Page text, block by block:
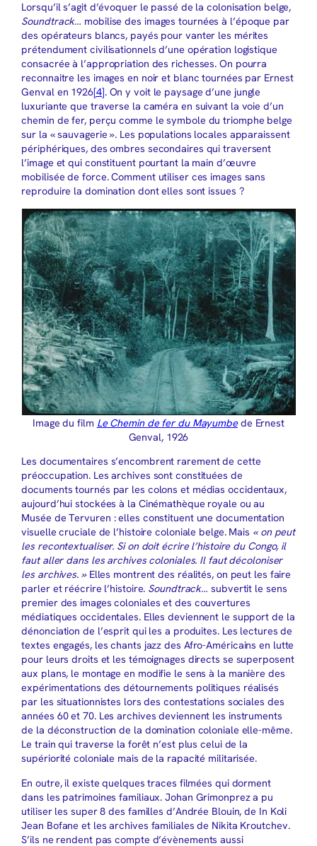
Lorsqu’il s’agit d’évoquer le passé de la colonisation belge,
Soundtrack… mobilise des images tournées à l’époque par
des opérateurs blancs, payés pour vanter les mérites
prétendument civilisationnels d’une opération logistique
consacrée à l’appropriation des richesses. On pourra
reconnaitre les images en noir et blanc tournées par Ernest
Genval en 1926[4]. On y voit le paysage d’une jungle
luxuriante que traverse la caméra en suivant la voie d’un
chemin de fer, perçu comme le symbole du triomphe belge
sur la « sauvagerie ». Les populations locales apparaissent
périphériques, des ombres secondaires qui traversent
l’image et qui constituent pourtant la main d’œuvre
mobilisée de force. Comment utiliser ces images sans
reproduire la domination dont elles sont issues ?
Image du film Le Chemin de fer du Mayumbe de Ernest
Genval, 1926
Les documentaires s’encombrent rarement de cette
préoccupation. Les archives sont constituées de
documents tournés par les colons et médias occidentaux,
aujourd’hui stockées à la Cinémathèque royale ou au
Musée de Tervuren : elles constituent une documentation
visuelle cruciale de l’histoire coloniale belge. Mais « on peut
les recontextualiser. Si on doit écrire l’histoire du Congo, il
faut aller dans les archives coloniales. Il faut décoloniser
les archives. » Elles montrent des réalités, on peut les faire
parler et réécrire l’histoire. Soundtrack… subvertit le sens
premier des images coloniales et des couvertures
médiatiques occidentales. Elles deviennent le support de la
dénonciation de l’esprit qui les a produites. Les lectures de
textes engagés, les chants jazz des Afro-Américains en lutte
pour leurs droits et les témoignages directs se superposent
aux plans, le montage en modifie le sens à la manière des
expérimentations des détournements politiques réalisés
par les situationnistes lors des contestations sociales des
années 60 et 70. Les archives deviennent les instruments
de la déconstruction de la domination coloniale elle-même.
Le train qui traverse la forêt n’est plus celui de la
supériorité coloniale mais de la rapacité militarisée.
En outre, il existe quelques traces filmées qui dorment
dans les patrimoines familiaux. Johan Grimonprez a pu
utiliser les super 8 des familles d’Andrée Blouin, de In Koli
Jean Bofane et les archives familiales de Nikita Kroutchev.
S’ils ne rendent pas compte d’évènements aussi